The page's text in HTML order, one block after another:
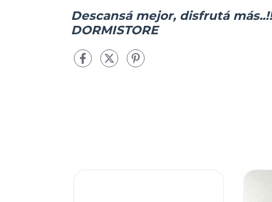
Descansá mejor, disfrutá más..!!
DORMISTORE